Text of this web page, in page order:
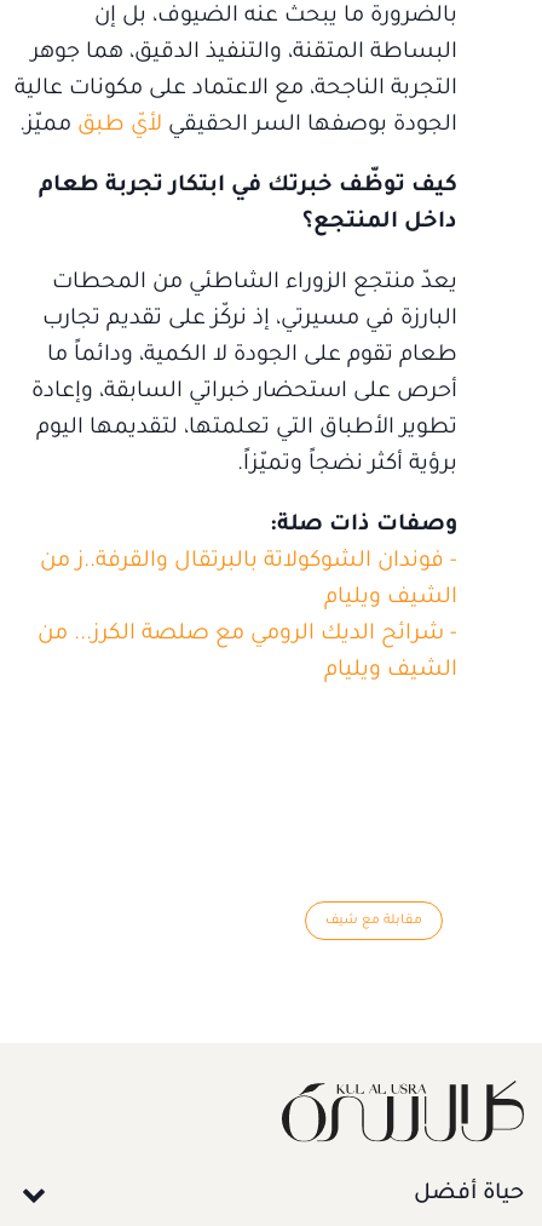
بالضرورة ما يبحث عنه الضيوف، بل إن
البساطة المتقنة، والتنفيذ الدقيق، هما جوهر
التجربة الناجحة، مع الاعتماد على مكونات عالية
الجودة بوصفها السر الحقيقي لأيّ طبق مميّز.
كيف توظّف خبرتك في ابتكار تجربة طعام
داخل المنتجع؟
يعدّ منتجع الزوراء الشاطئي من المحطات
البارزة في مسيرتي، إذ نركّز على تقديم تجارب
طعام تقوم على الجودة لا الكمية، ودائماً ما
أحرص على استحضار خبراتي السابقة، وإعادة
تطوير الأطباق التي تعلمتها، لتقديمها اليوم
برؤية أكثر نضجاً وتميّزاً.
وصفات ذات صلة:
- فوندان الشوكولاتة بالبرتقال والقرفة..ز من
الشيف ويليام
- شرائح الديك الرومي مع صلصة الكرز... من
الشيف ويليام
مقابلة مع شيف
حياة أفضل